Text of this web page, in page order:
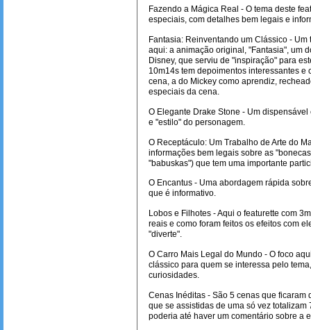
Fazendo a Mágica Real - O tema deste
especiais, com detalhes bem legais e
Fantasia: Reinventando um Clássico -
aqui: a animação original, "Fantasia", um
Disney, que serviu de "inspiração" para
10m14s tem depoimentos interessantes
cena, a do Mickey como aprendiz,
especiais da cena.
O Elegante Drake Stone - Um
e "estilo" do personagem.
O Receptáculo: Um Trabalho de Arte do
informações bem legais sobre as
"babuskas") que tem uma importante
O Encantus - Uma abordagem rápida
que é informativo.
Lobos e Filhotes - Aqui o featurette com
reais e como foram feitos os efeitos com
"diverte".
O Carro Mais Legal do Mundo - O foco
clássico para quem se interessa pelo
curiosidades.
Cenas Inéditas - São 5 cenas que ficaram
que se assistidas de uma só vez
poderia até haver um comentário sobre a